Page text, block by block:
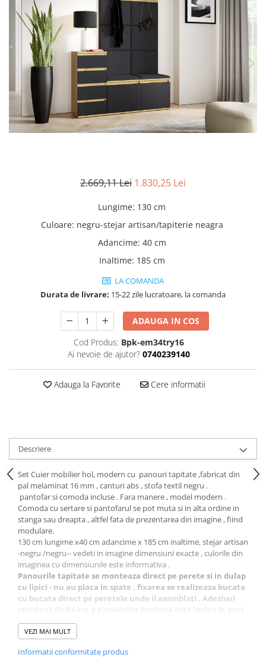
Set mobilier Living
Seturi masa +scaune dining
Tabureti
Seturi dormitoare complete
Suporturi saltea/Somiere/Gratii
pentru pat
2.669,11 Lei 1.830,25 Lei
Lungime: 130 cm
Culoare: negru-stejar artisan/tapiterie neagra
Adancime: 40 cm
Inaltime: 185 cm
LA COMANDA
Durata de livrare: 15-22 zile lucratoare, la comanda
ADAUGA IN COS
Cod Produs: Bpk-em34try16
Ai nevoie de ajutor? 0740239140
Adauga la Favorite Cere informatii
Descriere
Set Cuier mobilier hol, modern cu panouri tapitate ,fabricat din
pal melaminat 16 mm , canturi abs , stofa textil negru .
pantofar si comoda incluse . Fara manere , model modern .
Comoda cu sertare si pantofarul se pot muta si in alta ordine in
stanga sau dreapta , altfel fata de prezentarea din imagine , fiind
modulare.
130 cm lungime x40 cm adancime x 185 cm inaltime, stejar artisan
-negru /negru-- vedeti in imagine dimensiuni exacte , culorile din
imaginea cu dimensiunile este informativa .
Panourile tapitate se monteaza direct pe perete si in dulap
cu lipici - nu au placa in spate , fixarea se realizeaza bucata
cu bucata direct pe peretele unde il asamblati . Adezivul
si se gaseste in colete .Panourile trebuie fixate direct pe
peretele locuintei dvs si pe placa dulapului ,la fel ca in
turnati putin adeziv din recipient si este fixat rapid
VEZI MAI MULT
Informatii conformitate produs